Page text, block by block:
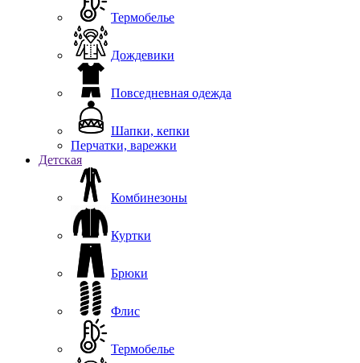
Термобелье
Дождевики
Повседневная одежда
Шапки, кепки
Перчатки, варежки
Детская
Комбинезоны
Куртки
Брюки
Флис
Термобелье